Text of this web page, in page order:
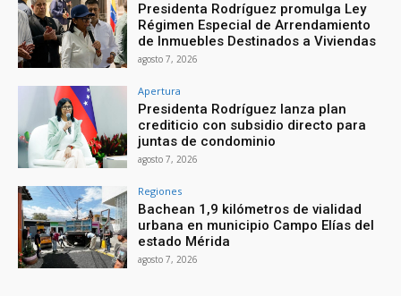
Presidenta Rodríguez promulga Ley
Régimen Especial de Arrendamiento
de Inmuebles Destinados a Viviendas
agosto 7, 2026
Apertura
Presidenta Rodríguez lanza plan
crediticio con subsidio directo para
juntas de condominio
agosto 7, 2026
Regiones
Bachean 1,9 kilómetros de vialidad
urbana en municipio Campo Elías del
estado Mérida
agosto 7, 2026